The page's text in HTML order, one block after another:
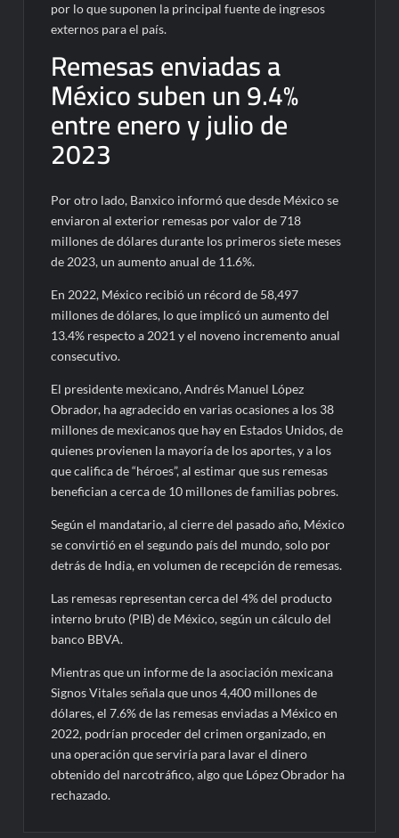
por lo que suponen la principal fuente de ingresos
externos para el país.
Remesas enviadas a
México suben un 9.4%
entre enero y julio de
2023
Por otro lado, Banxico informó que desde México se
enviaron al exterior remesas por valor de 718
millones de dólares durante los primeros siete meses
de 2023, un aumento anual de 11.6%.
En 2022, México recibió un récord de 58,497
millones de dólares, lo que implicó un aumento del
13.4% respecto a 2021 y el noveno incremento anual
consecutivo.
El presidente mexicano, Andrés Manuel López
Obrador, ha agradecido en varias ocasiones a los 38
millones de mexicanos que hay en Estados Unidos, de
quienes provienen la mayoría de los aportes, y a los
que califica de “héroes”, al estimar que sus remesas
benefician a cerca de 10 millones de familias pobres.
Según el mandatario, al cierre del pasado año, México
se convirtió en el segundo país del mundo, solo por
detrás de India, en volumen de recepción de remesas.
Las remesas representan cerca del 4% del producto
interno bruto (PIB) de México, según un cálculo del
banco BBVA.
Mientras que un informe de la asociación mexicana
Signos Vitales señala que unos 4,400 millones de
dólares, el 7.6% de las remesas enviadas a México en
2022, podrían proceder del crimen organizado, en
una operación que serviría para lavar el dinero
obtenido del narcotráfico, algo que López Obrador ha
rechazado.